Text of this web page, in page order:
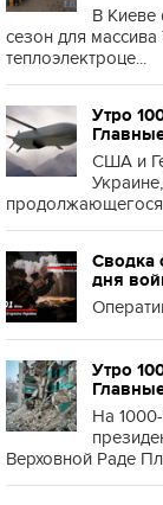
В Киеве
сезон для
теплоэлектроце...
Утро
США и
Сводка
дня
Утро
На
Верховной Раде